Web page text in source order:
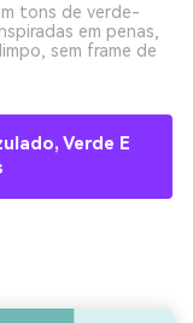
tons de verde-
em penas,
sem frame de
Verde E